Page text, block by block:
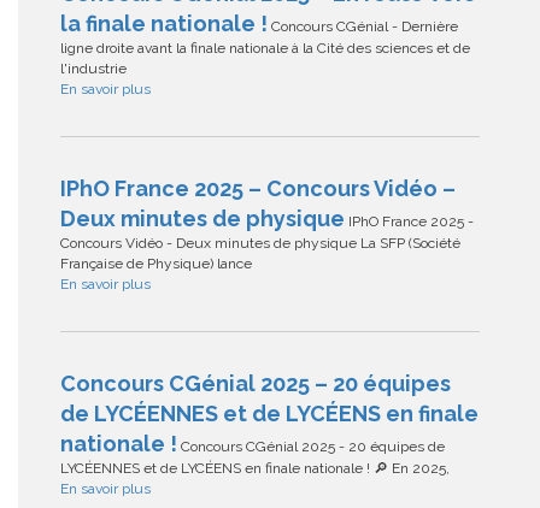
la finale nationale ! Concours CGénial - Dernière
ligne droite avant la finale nationale à la Cité des sciences et de
l'industrie
En savoir plus
IPhO France 2025 – Concours Vidéo –
Deux minutes de physique IPhO France 2025 -
Concours Vidéo - Deux minutes de physique La SFP (Société
Française de Physique) lance
En savoir plus
Concours CGénial 2025 – 20 équipes
de LYCÉENNES et de LYCÉENS en finale
nationale ! Concours CGénial 2025 - 20 équipes de
LYCÉENNES et de LYCÉENS en finale nationale ! 🔎 En 2025,
En savoir plus